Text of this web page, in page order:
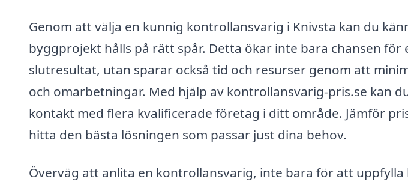
Genom att välja en kunnig kontrollansvarig i Knivsta kan du
byggprojekt hålls på rätt spår. Detta ökar inte bara chansen
slutresultat, utan sparar också tid och resurser genom att
och omarbetningar. Med hjälp av kontrollansvarig-pris.se kan
kontakt med flera kvalificerade företag i ditt område. Jämför
hitta den bästa lösningen som passar just dina behov.
Överväg att anlita en kontrollansvarig, inte bara för att